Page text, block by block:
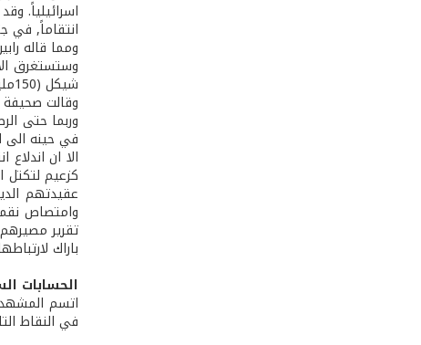
اسرائيلياً.
انتقاماً, في
ومما قاله
شيكل (150مليون جنيه استرليني) ويستغرق انشاؤه سنة”
وقالت صحيفة
وربما حتى
في حينه الى
كزعيم لتكتل
عقيدتهم
وامتصاص
باراك
الحسابات
اتسم المشهد
في النقاط